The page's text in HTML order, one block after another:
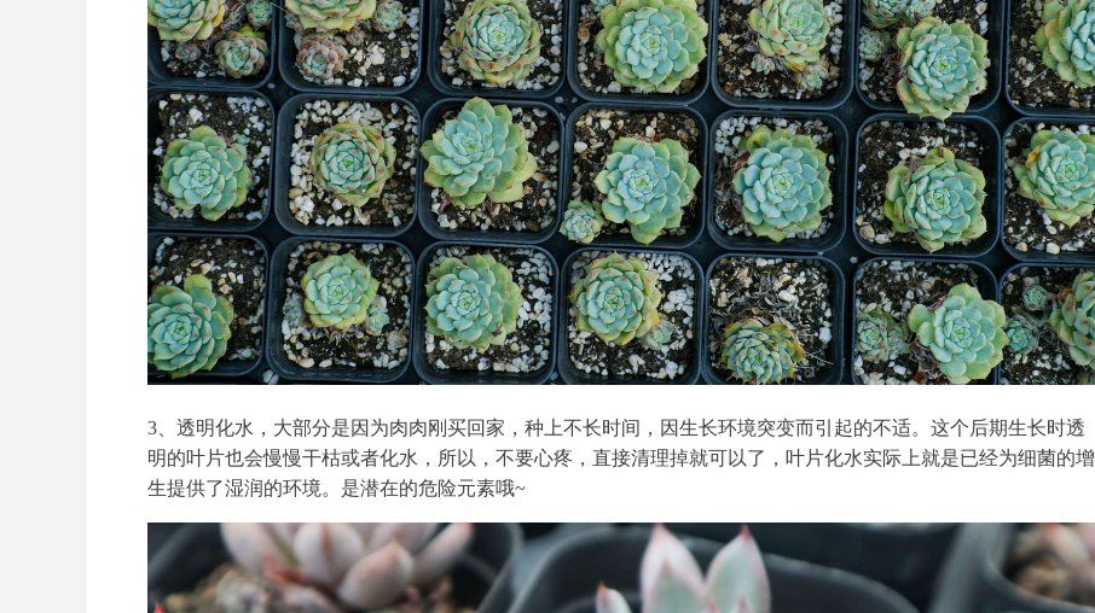
3、透明化水，大部分是因为肉肉刚买回家，种上不长时间，因生长环境突变而引起的不适。这个后期生长时透
明的叶片也会慢慢干枯或者化水，所以，不要心疼，直接清理掉就可以了，叶片化水实际上就是已经为细菌的增
生提供了湿润的环境。是潜在的危险元素哦~